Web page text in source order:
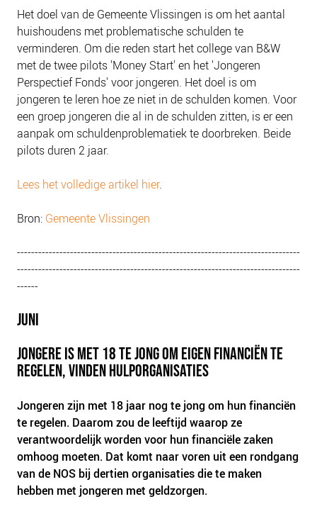
Het doel van de Gemeente Vlissingen is om het aantal
huishoudens met problematische schulden te
verminderen. Om die reden start het college van B&W
met de twee pilots 'Money Start' en het 'Jongeren
Perspectief Fonds' voor jongeren. Het doel is om
jongeren te leren hoe ze niet in de schulden komen. Voor
een groep jongeren die al in de schulden zitten, is er een
aanpak om schuldenproblematiek te doorbreken. Beide
pilots duren 2 jaar.
Lees het volledige artikel hier.
Bron: Gemeente Vlissingen
--------------------------------------------------------------------------------
--------------------------------------------------------------------------------
------
JUNI
JONGERE IS MET 18 TE JONG OM EIGEN FINANCIËN TE
REGELEN, VINDEN HULPORGANISATIES
Jongeren zijn met 18 jaar nog te jong om hun financiën
te regelen. Daarom zou de leeftijd waarop ze
verantwoordelijk worden voor hun financiële zaken
omhoog moeten. Dat komt naar voren uit een rondgang
van de NOS bij dertien organisaties die te maken
hebben met jongeren met geldzorgen.